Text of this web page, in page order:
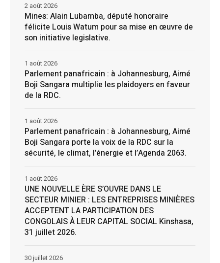
Mines: Alain Lubamba, député honoraire
félicite Louis Watum pour sa mise en œuvre de
son initiative legislative.
2 août 2026
Parlement panafricain : à Johannesburg, Aimé
Boji Sangara multiplie les plaidoyers en faveur
de la RDC.
1 août 2026
Parlement panafricain : à Johannesburg, Aimé
Boji Sangara porte la voix de la RDC sur la
sécurité, le climat, l’énergie et l’Agenda 2063.
1 août 2026
UNE NOUVELLE ÈRE S’OUVRE DANS LE
SECTEUR MINIER : LES ENTREPRISES MINIÈRES
ACCEPTENT LA PARTICIPATION DES
CONGOLAIS À LEUR CAPITAL SOCIAL Kinshasa,
31 juillet 2026.
1 août 2026
30 juillet 2026